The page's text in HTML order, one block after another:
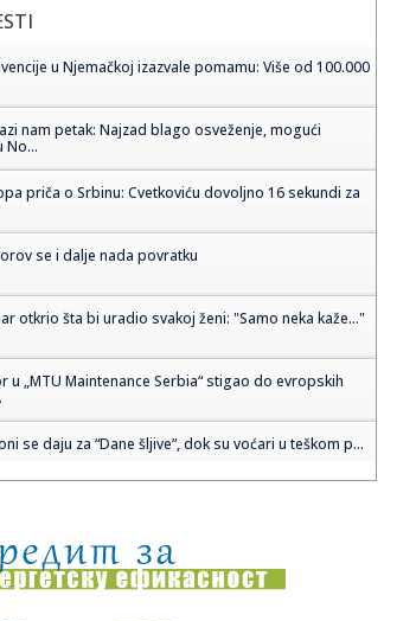
u Njemačkoj izazvale pomamu: Više od 100.000
nam petak: Najzad blago osveženje, mogući
No...
priča o Srbinu: Cvetkoviću dovoljno 16 sekundi za
se i dalje nada povratku
otkrio šta bi uradio svakoj ženi: "Samo neka kaže..."
u „MTU Maintenance Serbia“ stigao do evropskih
se daju za “Dane šljive”, dok su voćari u teškom p...
stanovnika dva naselja zbog požara u
pe...